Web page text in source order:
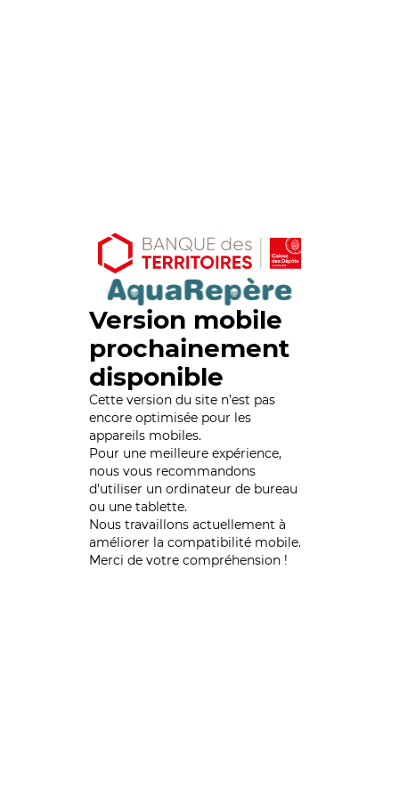
Version mobile
prochainement
disponible
Cette version du site n’est pas
encore optimisée pour les
appareils mobiles.
Pour une meilleure expérience,
nous vous recommandons
d'utiliser un ordinateur de bureau
ou une tablette.
Nous travaillons actuellement à
améliorer la compatibilité mobile.
Merci de votre compréhension !